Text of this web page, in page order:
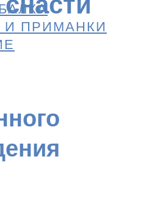
ПРИМАНКИ